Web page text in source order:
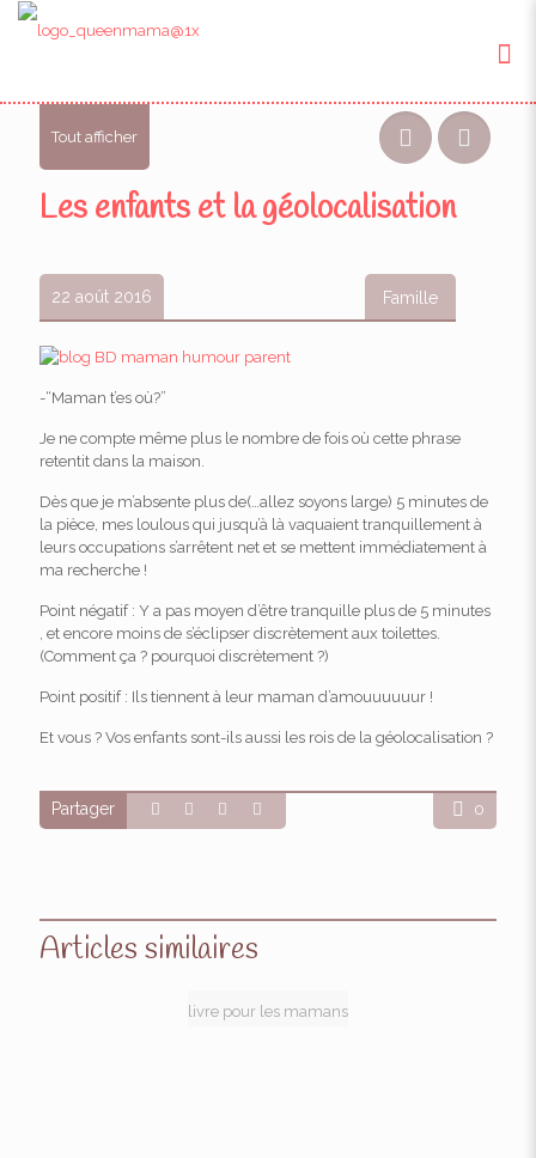
Tout afficher
Les enfants et la géolocalisation
22 août 2016 Famille
-“Maman t’es où?”
Je ne compte même plus le nombre de fois où cette phrase
retentit dans la maison.
Dès que je m’absente plus de(…allez soyons large) 5 minutes de
la pièce, mes loulous qui jusqu’à là vaquaient tranquillement à
leurs occupations s’arrêtent net et se mettent immédiatement à
ma recherche !
Point négatif : Y a pas moyen d’être tranquille plus de 5 minutes
, et encore moins de s’éclipser discrètement aux toilettes.
(Comment ça ? pourquoi discrètement ?)
Point positif : Ils tiennent à leur maman d’amouuuuuur !
Et vous ? Vos enfants sont-ils aussi les rois de la géolocalisation ?
Partager 0
Articles similaires
livre pour les mamans